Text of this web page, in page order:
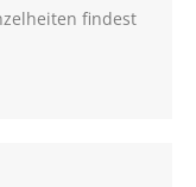
findest